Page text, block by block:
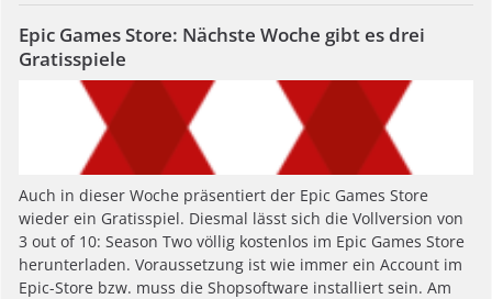
Epic Games Store: Nächste Woche gibt es drei
Gratisspiele
Auch in dieser Woche präsentiert der Epic Games Store
wieder ein Gratisspiel. Diesmal lässt sich die Vollversion von
3 out of 10: Season Two völlig kostenlos im Epic Games Store
herunterladen. Voraussetzung ist wie immer ein Account im
Epic-Store bzw. muss die Shopsoftware installiert sein. Am